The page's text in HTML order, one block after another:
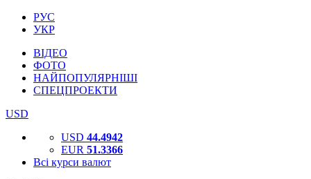
РУС
УКР
ВІДЕО
ФОТО
НАЙПОПУЛЯРНІШІ
СПЕЦПРОЕКТИ
USD
USD 44.4942
EUR 51.3366
Всі курси валют